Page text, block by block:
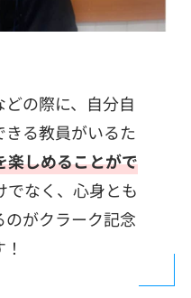
の際に、自分自
る教員がいるた
楽しめることがで
でなく、心身とも
がクラーク記念